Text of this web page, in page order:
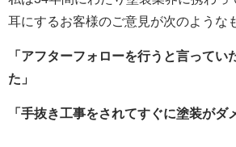
耳にするお客様のご意見が次のような
「アフターフォローを行うと言ってい
た」
「手抜き工事をされてすぐに塗装がダ